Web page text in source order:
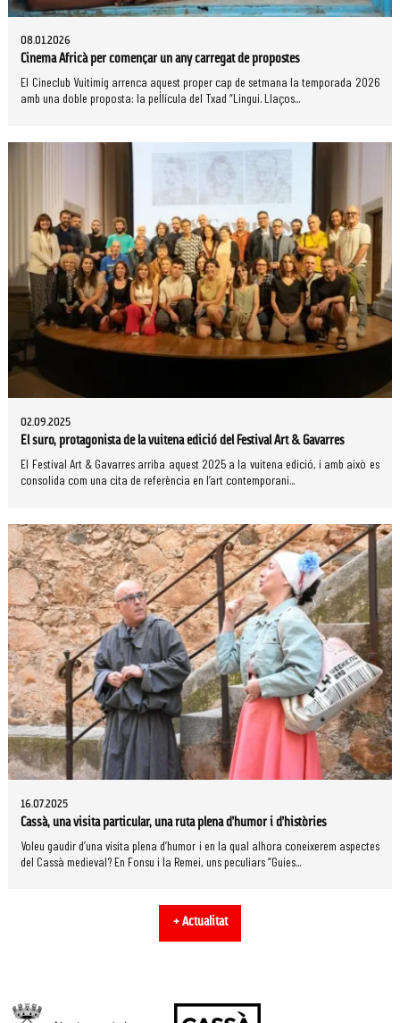
08.01.2026
Cinema Africà per començar un any carregat de propostes
El Cineclub Vuitimig arrenca aquest proper cap de setmana la temporada 2026
amb una doble proposta: la pel·lícula del Txad “Lingui. Llaços...
02.09.2025
El suro, protagonista de la vuitena edició del Festival Art & Gavarres
El Festival Art & Gavarres arriba aquest 2025 a la vuitena edició, i amb això es
consolida com una cita de referència en l’art contemporani...
16.07.2025
Cassà, una visita particular, una ruta plena d’humor i d’històries
Voleu gaudir d’una visita plena d’humor i en la qual alhora coneixerem aspectes
del Cassà medieval? En Fonsu i la Remei, uns peculiars “Guies...
+ Actualitat